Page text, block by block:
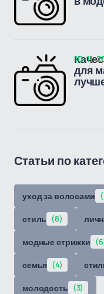
для
10-11-
Статьи по
уход за волосами
стиль (8)
модные стрижки
семья (4)
молодость (3)